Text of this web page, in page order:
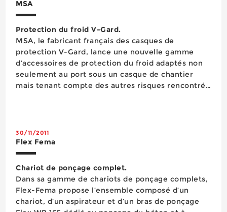
MSA
Protection du froid V-Gard.
MSA, le fabricant français des casques de
protection V-Gard, lance une nouvelle gamme
d’accessoires de protection du froid adaptés non
seulement au port sous un casque de chantier
mais tenant compte des autres risques rencontrés
aux côt&ea...
30/11/2011
Flex Fema
Chariot de ponçage complet.
Dans sa gamme de chariots de ponçage complets,
Flex-Fema propose l’ensemble composé d’un
chariot, d’un aspirateur et d’un bras de ponçage